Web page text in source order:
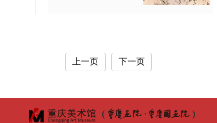
上一页 下一页